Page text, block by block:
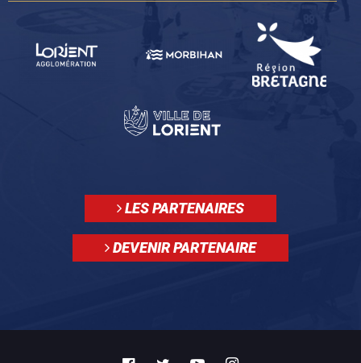
LES PARTENAIRES
DEVENIR PARTENAIRE